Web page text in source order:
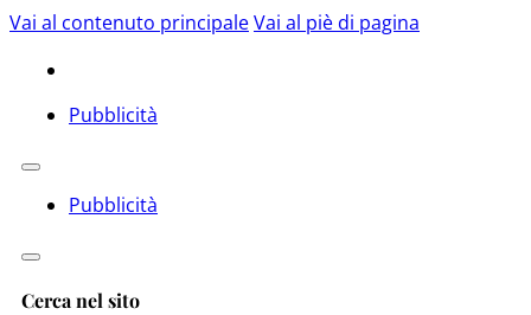
Vai al contenuto principaleVai al piè di pagina
Pubblicità
Pubblicità
Cerca nel sito